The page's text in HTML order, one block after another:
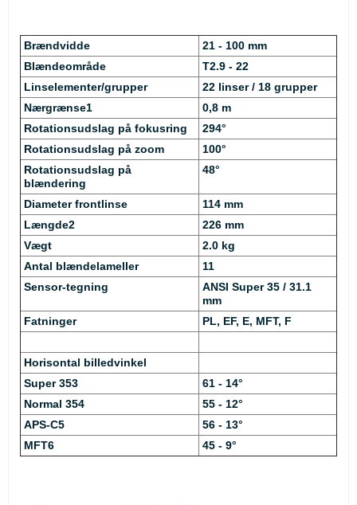
Brændvidde
21 - 100 mm
Blændeområde
T2.9 - 22
Linselementer/grupper
22 linser / 18 grupper
Nærgrænse1
0,8 m
Rotationsudslag på fokusring­
294°
Rotationsudslag på zoom
100°
Rotationsudslag på
blændering
48°
Diameter frontlinse
114 mm
Længde2
226 mm
Vægt
2.0 kg
Antal blændelameller
11
Sensor-tegning
ANSI Super 35 / 31.1
mm
Fatninger
PL, EF, E, MFT, F
Horisontal billedvinkel
Super 353
61 - 14°
Normal 354
55 - 12°
APS-C5
56 - 13°
MFT6
45 - 9°